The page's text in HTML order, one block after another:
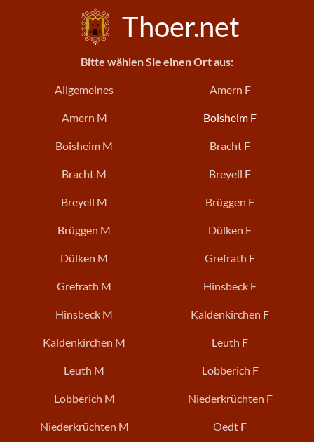
Thoer.net
Bitte wählen Sie einen Ort aus:
Allgemeines Amern F
Amern M Boisheim F
Boisheim M Bracht F
Bracht M Breyell F
Breyell M Brüggen F
Brüggen M Dülken F
Dülken M Grefrath F
Grefrath M Hinsbeck F
Hinsbeck M Kaldenkirchen F
Kaldenkirchen M Leuth F
Leuth M Lobberich F
Lobberich M Niederkrüchten F
Niederkrüchten M Oedt F